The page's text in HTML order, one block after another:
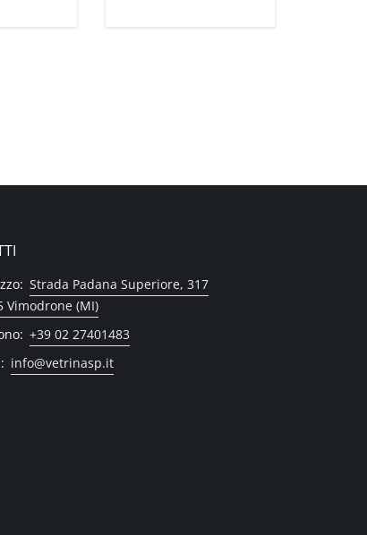
Strada Padana Superiore, 317
Vimodrone (MI)
+39 02 27401483
info@vetrinasp.it